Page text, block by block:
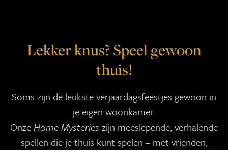
Lekker knus? Speel gewoon
thuis!
Soms zijn de leukste verjaardagsfeestjes gewoon in
je eigen woonkamer.
OnzeHome Mysterieszijn meeslepende, verhalende
spellen die je thuis kunt spelen – met vrienden,